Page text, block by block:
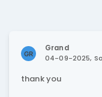
Grand
04-09-2025,
thank you